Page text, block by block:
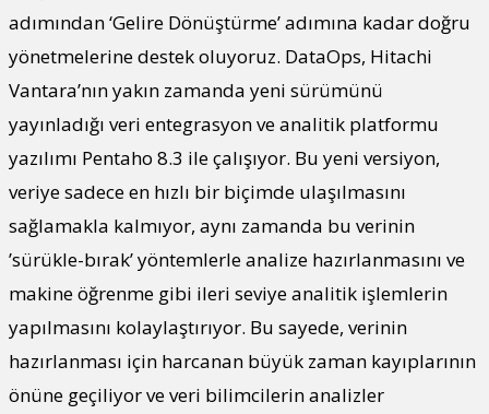
adımından ‘Gelire Dönüştürme’ adımına kadar doğru
yönetmelerine destek oluyoruz. DataOps, Hitachi
Vantara’nın yakın zamanda yeni sürümünü
yayınladığı veri entegrasyon ve analitik platformu
yazılımı Pentaho 8.3 ile çalışıyor. Bu yeni versiyon,
veriye sadece en hızlı bir biçimde ulaşılmasını
sağlamakla kalmıyor, aynı zamanda bu verinin
’sürükle-bırak’ yöntemlerle analize hazırlanmasını ve
makine öğrenme gibi ileri seviye analitik işlemlerin
yapılmasını kolaylaştırıyor. Bu sayede, verinin
hazırlanması için harcanan büyük zaman kayıplarının
önüne geçiliyor ve veri bilimcilerin analizler